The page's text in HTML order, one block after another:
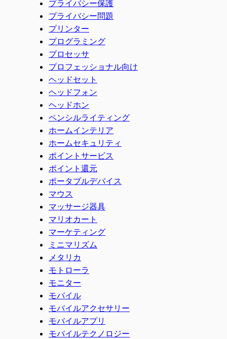
プライバシー保護
プライバシー問題
プリンター
プログラミング
プロセッサ
プロフェッショナル向け
ヘッドセット
ヘッドフォン
ヘッドホン
ペンシルライティング
ホームインテリア
ホームセキュリティ
ポイントサービス
ポイント還元
ポータブルデバイス
マウス
マッサージ器具
マリオカート
マーケティング
ミニマリズム
メタリカ
モトローラ
モニター
モバイル
モバイルアクセサリー
モバイルアプリ
モバイルテクノロジー